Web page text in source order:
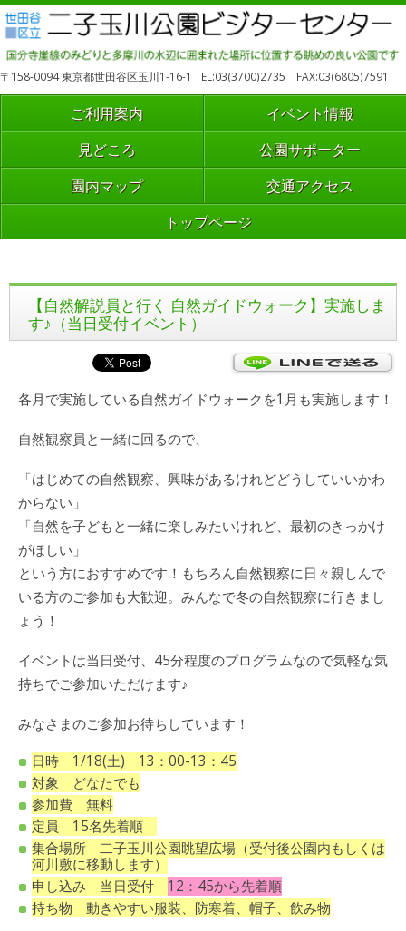
〒158-0094 東京都世田谷区玉川1-16-1 TEL:03(3700)2735 FAX:03(6805)7591
ご利用案内 イベント情報
見どころ 公園サポーター
園内マップ 交通アクセス
トップページ
【自然解説員と行く 自然ガイドウォーク】実施しま
す♪（当日受付イベント）
各月で実施している自然ガイドウォークを1月も実施します！
自然観察員と一緒に回るので、
「はじめての自然観察、興味があるけれどどうしていいかわ
からない」
「自然を子どもと一緒に楽しみたいけれど、最初のきっかけ
がほしい」
という方におすすめです！もちろん自然観察に日々親しんで
いる方のご参加も大歓迎。みんなで冬の自然観察に行きまし
ょう！
イベントは当日受付、45分程度のプログラムなので気軽な気
持ちでご参加いただけます♪
みなさまのご参加お待ちしています！
日時 1/18(土) 13：00-13：45
対象 どなたでも
参加費 無料
定員 15名先着順
集合場所 二子玉川公園眺望広場（受付後公園内もしくは
河川敷に移動します）
申し込み 当日受付 12：45から先着順
持ち物 動きやすい服装、防寒着、帽子、飲み物